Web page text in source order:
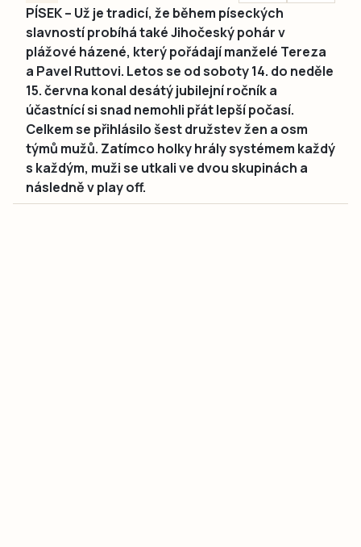
PÍSEK – Už je tradicí, že během píseckých
slavností probíhá také Jihočeský pohár v
plážové házené, který pořádají manželé Tereza
a Pavel Ruttovi. Letos se od soboty 14. do neděle
15. června konal desátý jubilejní ročník a
účastnící si snad nemohli přát lepší počasí.
Celkem se přihlásilo šest družstev žen a osm
týmů mužů. Zatímco holky hrály systémem každý
s každým, muži se utkali ve dvou skupinách a
následně v play off.